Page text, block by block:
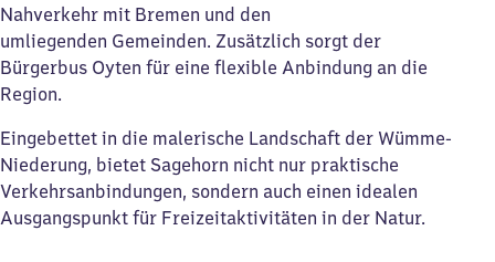
Nahverkehr mit Bremen und den
umliegenden Gemeinden. Zusätzlich sorgt der
Bürgerbus Oyten für eine flexible Anbindung an die
Region.
Eingebettet in die malerische Landschaft der Wümme-
Niederung, bietet Sagehorn nicht nur praktische
Verkehrsanbindungen, sondern auch einen idealen
Ausgangspunkt für Freizeitaktivitäten in der Natur.